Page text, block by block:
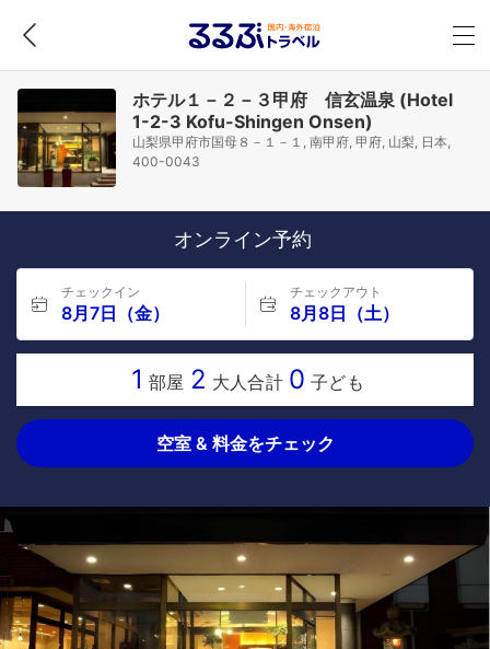
ホテル１－２－３甲府 信玄温泉 (Hotel
1-2-3 Kofu-Shingen Onsen)
山梨県甲府市国母８－１－１, 南甲府, 甲府, 山梨, 日本,
400-0043
オンライン予約
チェックイン
8月7日（金）
チェックアウト
8月8日（土）
1 部屋 2 大人合計 0 子ども
空室 & 料金をチェック